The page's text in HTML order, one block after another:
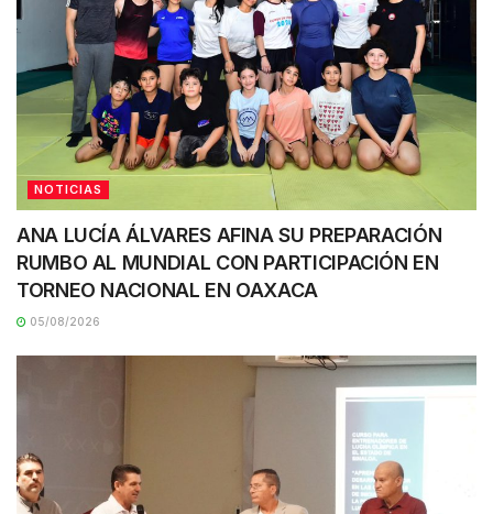
NOTICIAS
ANA LUCÍA ÁLVARES AFINA SU PREPARACIÓN
RUMBO AL MUNDIAL CON PARTICIPACIÓN EN
TORNEO NACIONAL EN OAXACA
05/08/2026